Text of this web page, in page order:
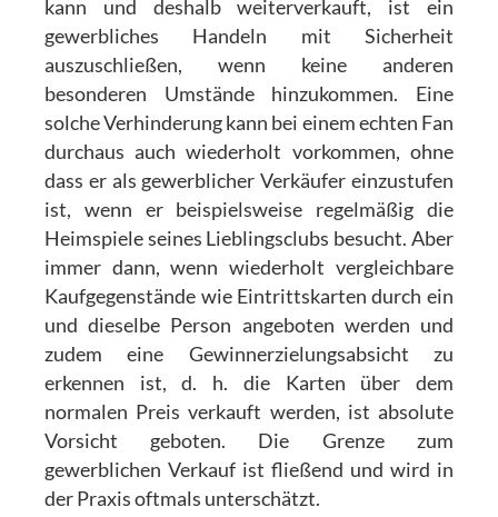
kann und deshalb weiterverkauft, ist ein
gewerbliches Handeln mit Sicherheit
auszuschließen, wenn keine anderen
besonderen Umstände hinzukommen. Eine
solche Verhinderung kann bei einem echten Fan
durchaus auch wiederholt vorkommen, ohne
dass er als gewerblicher Verkäufer einzustufen
ist, wenn er beispielsweise regelmäßig die
Heimspiele seines Lieblingsclubs besucht. Aber
immer dann, wenn wiederholt vergleichbare
Kaufgegenstände wie Eintrittskarten durch ein
und dieselbe Person angeboten werden und
zudem eine Gewinnerzielungsabsicht zu
erkennen ist, d. h. die Karten über dem
normalen Preis verkauft werden, ist absolute
Vorsicht geboten. Die Grenze zum
gewerblichen Verkauf ist fließend und wird in
der Praxis oftmals unterschätzt.